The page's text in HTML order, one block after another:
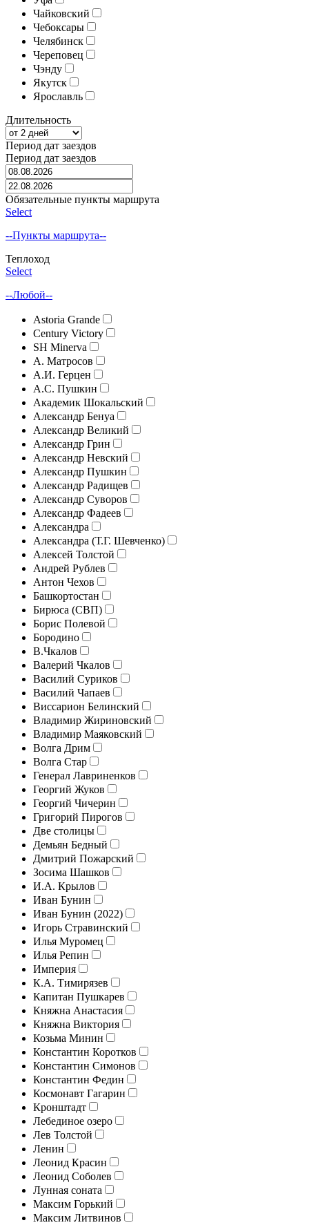
Чайковский
Чебоксары
Челябинск
Череповец
Чэнду
Якутск
Ярославль
Длительность
Период дат заездов
Период дат заездов
Обязательные пункты маршрута
Select
--Пункты маршрута--
Теплоход
Select
--Любой--
Astoria Grande
Century Victory
SH Minerva
А. Матросов
А.И. Герцен
А.С. Пушкин
Академик Шокальский
Александр Бенуа
Александр Великий
Александр Грин
Александр Невский
Александр Пушкин
Александр Радищев
Александр Суворов
Александр Фадеев
Александра
Александра (Т.Г. Шевченко)
Алексей Толстой
Андрей Рублев
Антон Чехов
Башкортостан
Бирюса (СВП)
Борис Полевой
Бородино
В.Чкалов
Валерий Чкалов
Василий Суриков
Василий Чапаев
Виссарион Белинский
Владимир Жириновский
Владимир Маяковский
Волга Дрим
Волга Стар
Генерал Лавриненков
Георгий Жуков
Георгий Чичерин
Григорий Пирогов
Две столицы
Демьян Бедный
Дмитрий Пожарский
Зосима Шашков
И.А. Крылов
Иван Бунин
Иван Бунин (2022)
Игорь Стравинский
Илья Муромец
Илья Репин
Империя
К.А. Тимирязев
Капитан Пушкарев
Княжна Анастасия
Княжна Виктория
Козьма Минин
Константин Коротков
Константин Симонов
Константин Федин
Космонавт Гагарин
Кронштадт
Лебединое озеро
Лев Толстой
Ленин
Леонид Красин
Леонид Соболев
Лунная соната
Максим Горький
Максим Литвинов